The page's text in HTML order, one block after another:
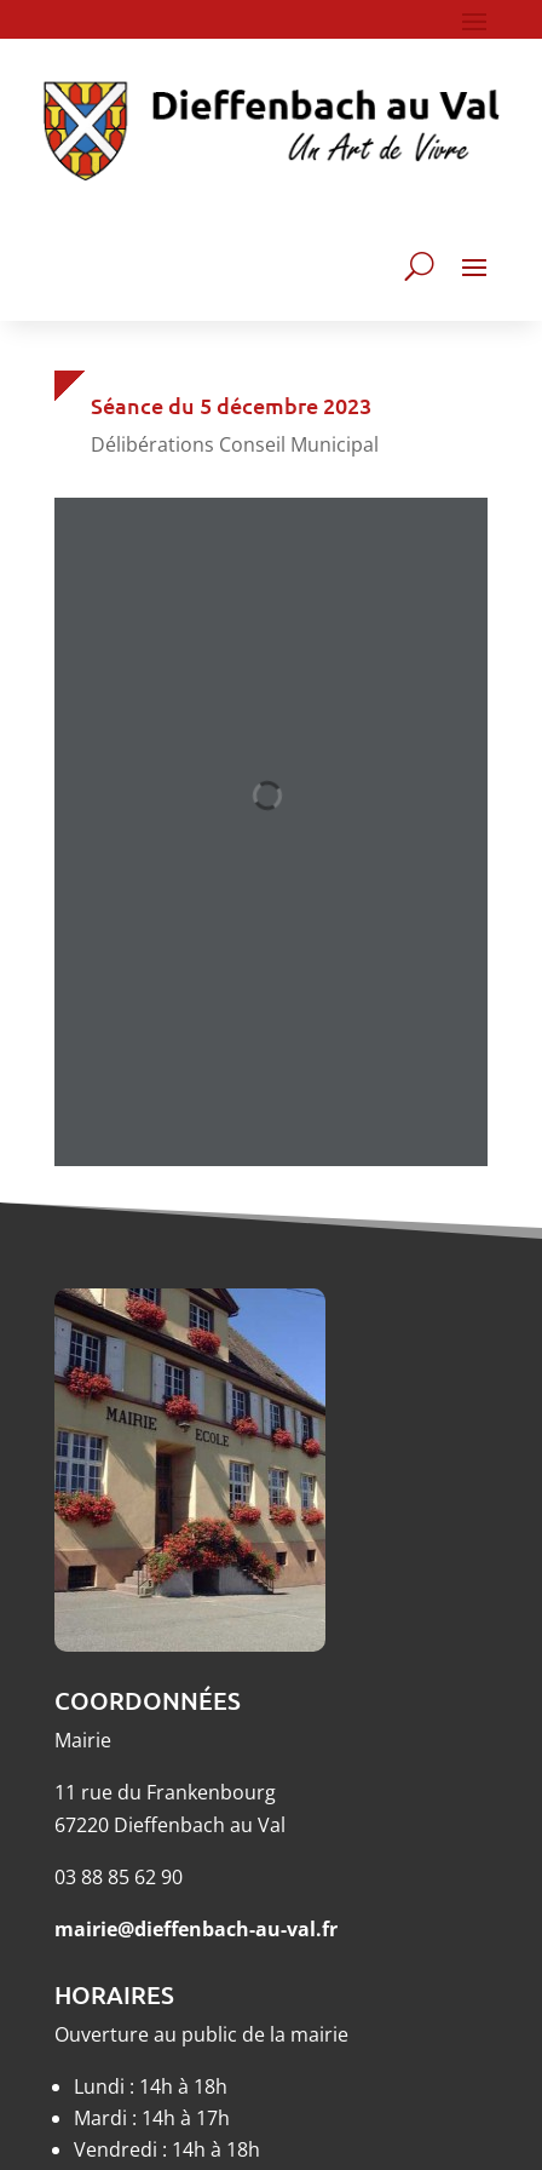
Séance du 5 décembre 2023
Délibérations Conseil Municipal
COORDONNÉES
Mairie
11 rue du Frankenbourg
67220 Dieffenbach au Val
03 88 85 62 90
mairie@dieffenbach-au-val.fr
HORAIRES
Ouverture au public de la mairie
Lundi : 14h à 18h
Mardi : 14h à 17h
Vendredi : 14h à 18h